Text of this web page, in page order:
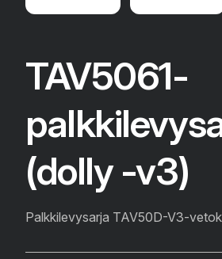
TAV5061-
(dolly -v3)
Palkkilevysarja TAV50D-V3-